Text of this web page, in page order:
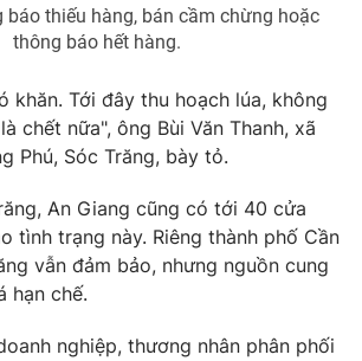
Tấm lòng Việt
VTV8
English
báo thiếu hàng, bán cầm chừng hoặc
thông báo hết hàng.
khăn. Tới đây thu hoạch lúa, không
chết nữa", ông Bùi Văn Thanh, xã
Phú, Sóc Trăng, bày tỏ.
An Giang cũng có tới 40 cửa
tình trạng này. Riêng thành phố Cần
vẫn đảm bảo, nhưng nguồn cung
hạn chế.
nghiệp, thương nhân phân phối